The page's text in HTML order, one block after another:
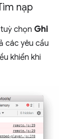
nạp
chọn Ghi
các yêu cầu
khiển khi